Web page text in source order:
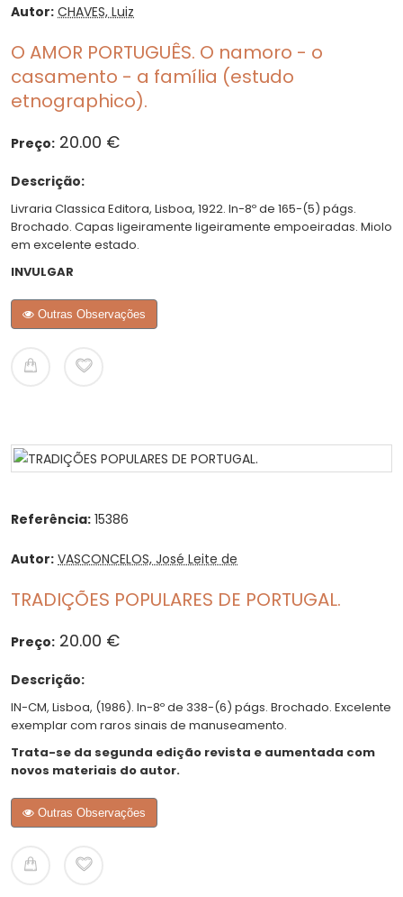
Autor: CHAVES, Luiz
O AMOR PORTUGUÊS. O namoro - o
casamento - a família (estudo
etnographico).
Preço: 20.00 €
Descrição:
Livraria Classica Editora, Lisboa, 1922. In-8º de 165-(5) págs.
Brochado. Capas ligeiramente ligeiramente empoeiradas. Miolo
em excelente estado.
INVULGAR
Outras Observações
Referência: 15386
Autor: VASCONCELOS, José Leite de
TRADIÇÕES POPULARES DE PORTUGAL.
Preço: 20.00 €
Descrição:
IN-CM, Lisboa, (1986). In-8º de 338-(6) págs. Brochado. Excelente
exemplar com raros sinais de manuseamento.
Trata-se da segunda edição revista e aumentada com
novos materiais do autor.
Outras Observações